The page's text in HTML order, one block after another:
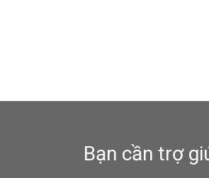
Bạn cần trợ